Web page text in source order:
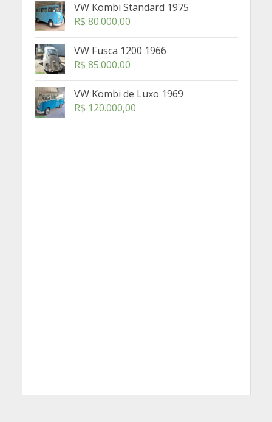
VW Kombi Standard 1975
R$ 80.000,00
VW Fusca 1200 1966
R$ 85.000,00
VW Kombi de Luxo 1969
R$ 120.000,00